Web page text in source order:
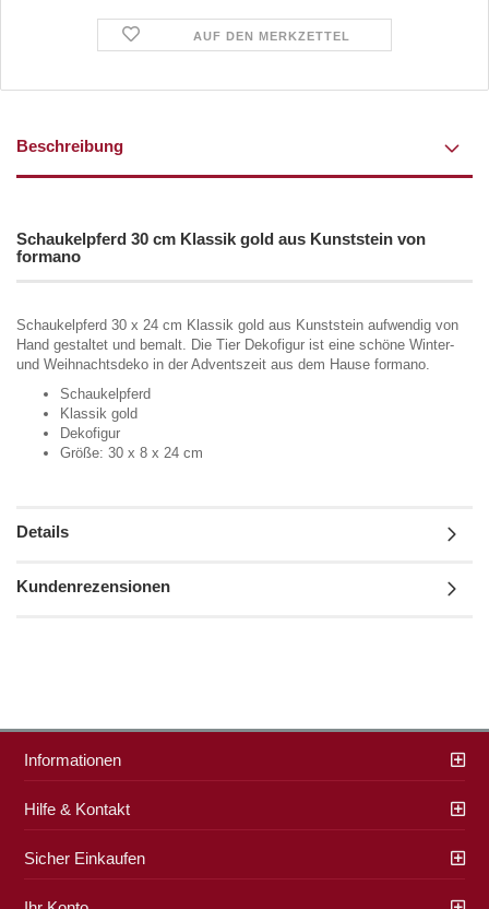
AUF DEN MERKZETTEL
Beschreibung
Schaukelpferd 30 cm Klassik gold aus Kunststein von
formano
Schaukelpferd 30 x 24 cm Klassik gold aus Kunststein aufwendig von
Hand gestaltet und bemalt. Die Tier Dekofigur ist eine schöne Winter-
und Weihnachtsdeko in der Adventszeit aus dem Hause formano.
Schaukelpferd
Klassik gold
Dekofigur
Größe: 30 x 8 x 24 cm
Details
Kundenrezensionen
Informationen
Hilfe & Kontakt
Sicher Einkaufen